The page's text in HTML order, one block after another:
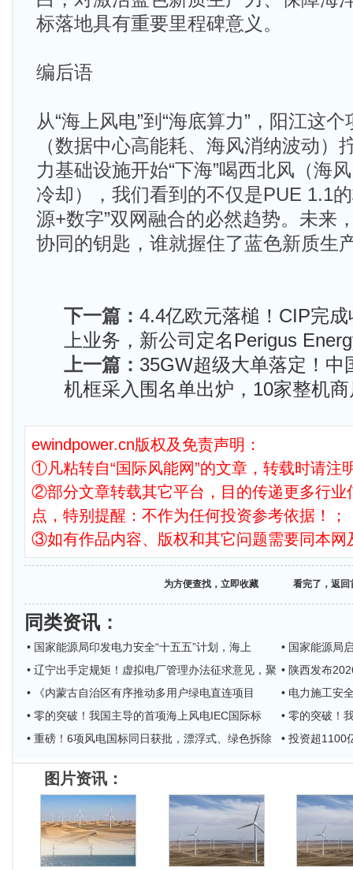
标落地具有重要里程碑意义。
编后语
从“海上风电”到“海底算力”，阳江这
（数据中心高能耗、海风消纳波动）
力基础设施开始“下海”喝西北风（海
冷却），我们看到的不仅是PUE 1.1
源+数字”双网融合的必然趋势。未来
协同的钥匙，谁就握住了蓝色新质生
下一篇： 4.4亿欧元落槌！CIP完
上业务，新公司定名Perigus
上一篇： 35GW超级大单落定！中
机框采入围名单出炉，10家整机
ewindpower.cn版权及免责声明：
①凡粘转自“国际风能网”的文章，转载时请注
②部分文章转载其它平台，目的传递更多行业
点，特别提醒：不作为任何投资参考依据！；
③如有作品内容、版权和其它问题需要同本网
为方便查找，立即收藏 看完了，返回
同类资讯 ：
• 国家能源局印发电力安全“十五五”计划，海上
• 国家能源局
• 辽宁出手定规矩！虚拟电厂管理办法征求意见，聚 • 陕西发布
• 《内蒙古自治区有序推动多用户绿电直连项目
• 电力施工安
• 零的突破！我国主导的首项海上风电IEC国际标
• 零的突破！
• 重磅！6项风电国标同日获批，漂浮式、绿色拆除
• 投资超1100
图片资讯：